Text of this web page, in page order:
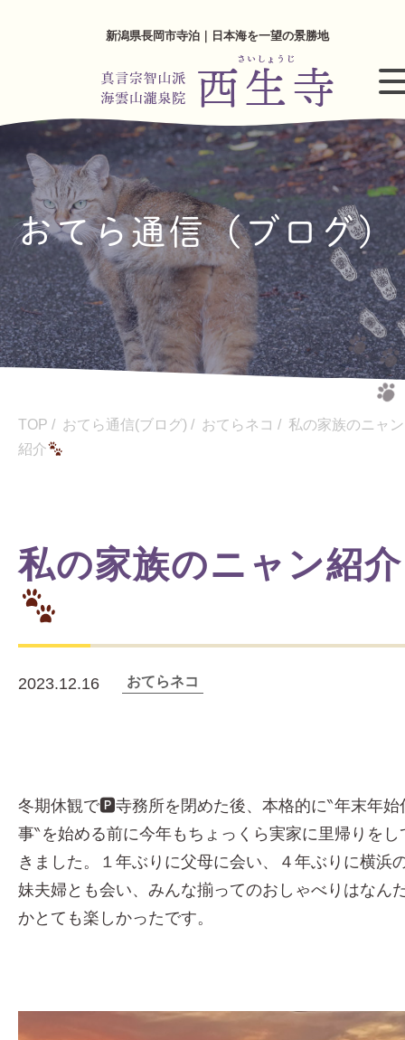
新潟県長岡市寺泊｜日本海を一望の景勝地
おてら通信（ブログ）
TOP / おてら通信(ブログ) / おてらネコ / 私の家族のニャン
紹介
私の家族のニャン紹介
2023.12.16 おてらネコ
冬期休観で🅿寺務所を閉めた後、本格的に‶年末年始
事‶を始める前に今年もちょっくら実家に里帰りをし
きました。１年ぶりに父母に会い、４年ぶりに横浜
妹夫婦とも会い、みんな揃ってのおしゃべりはなん
かとても楽しかったです。